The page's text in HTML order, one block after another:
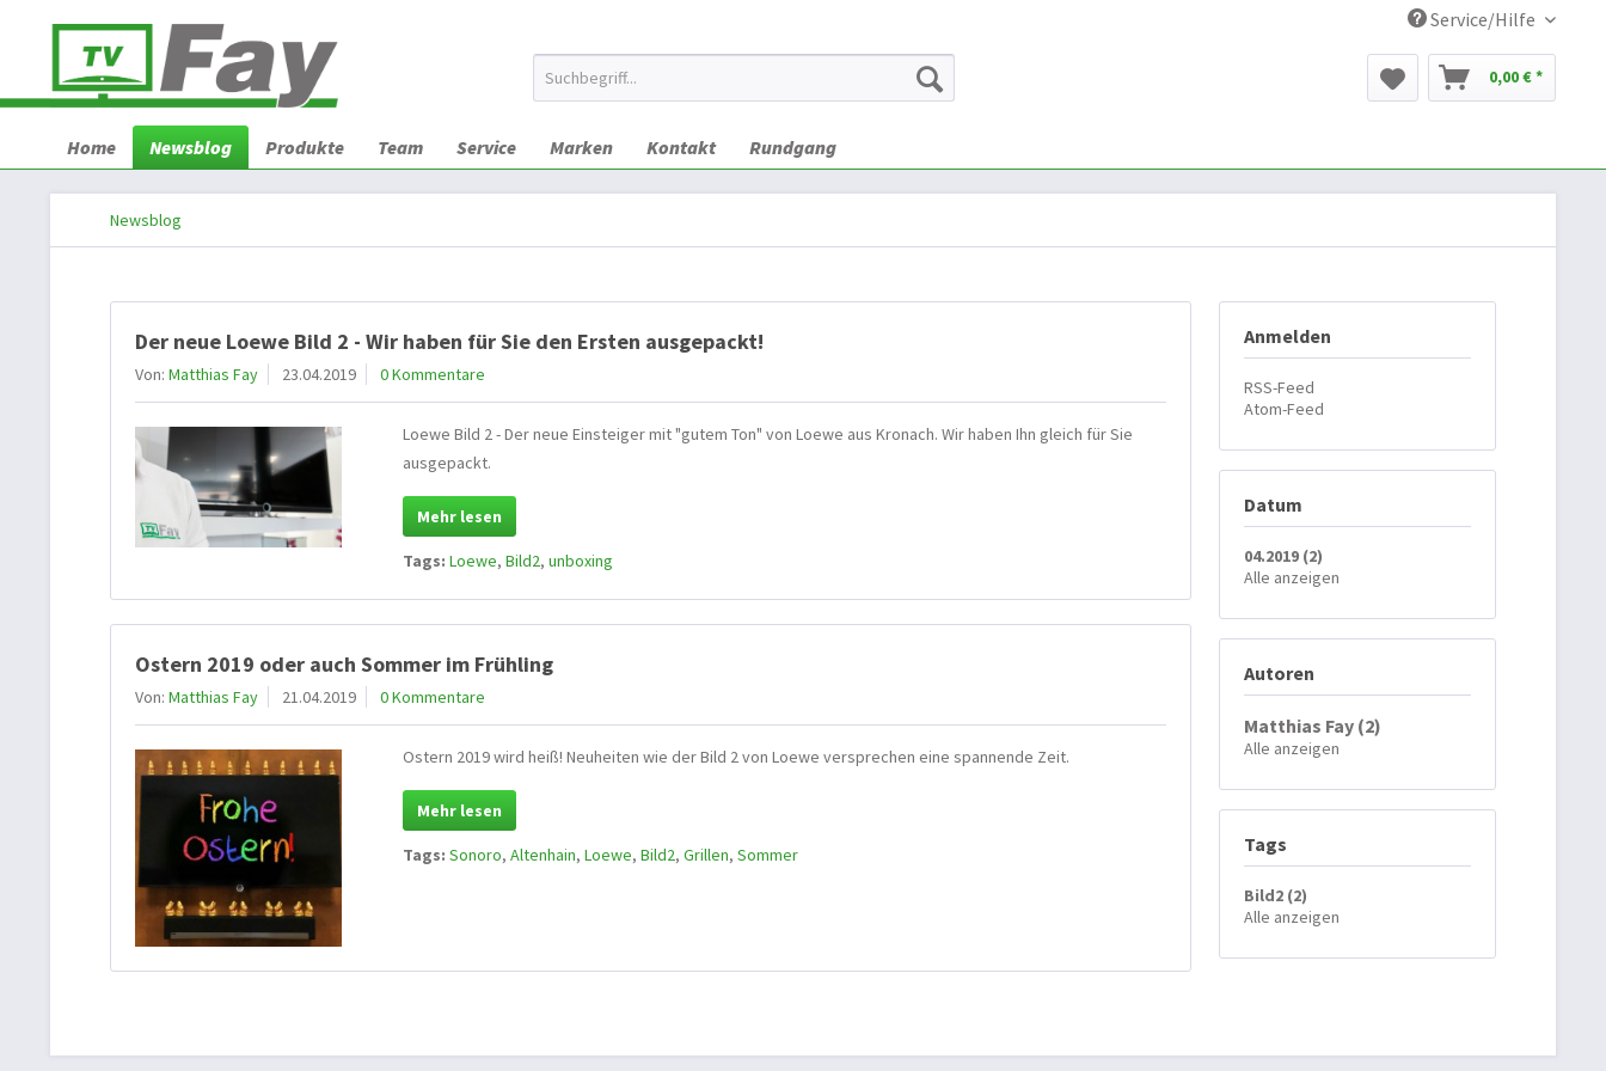
Service/Hilfe
0,00 € *
Home Newsblog Produkte Team Service Marken Kontakt Rundgang
Newsblog
Anmelden
RSS-Feed
Atom-Feed
Datum
04.2019 (2)
Alle anzeigen
Autoren
Matthias Fay (2)
Alle anzeigen
Tags
Bild2 (2)
Alle anzeigen
Der neue Loewe Bild 2 - Wir haben für Sie den Ersten ausgepackt!
Von: Matthias Fay 23.04.2019 0 Kommentare
Loewe Bild 2 - Der neue Einsteiger mit "gutem Ton" von Loewe aus Kronach. Wir haben Ihn gleich für Sie
ausgepackt.
Mehr lesen
Tags: Loewe,Bild2,unboxing
Ostern 2019 oder auch Sommer im Frühling
Von: Matthias Fay 21.04.2019 0 Kommentare
Ostern 2019 wird heiß! Neuheiten wie der Bild 2 von Loewe versprechen eine spannende Zeit.
Mehr lesen
Tags: Sonoro,Altenhain,Loewe,Bild2,Grillen,Sommer